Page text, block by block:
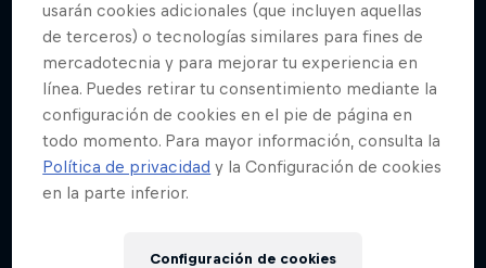
usarán cookies adicionales (que incluyen aquellas
de terceros) o tecnologías similares para fines de
mercadotecnia y para mejorar tu experiencia en
línea. Puedes retirar tu consentimiento mediante la
configuración de cookies en el pie de página en
todo momento. Para mayor información, consulta la
Política de privacidad y la Configuración de cookies
en la parte inferior.
Configuración de cookies